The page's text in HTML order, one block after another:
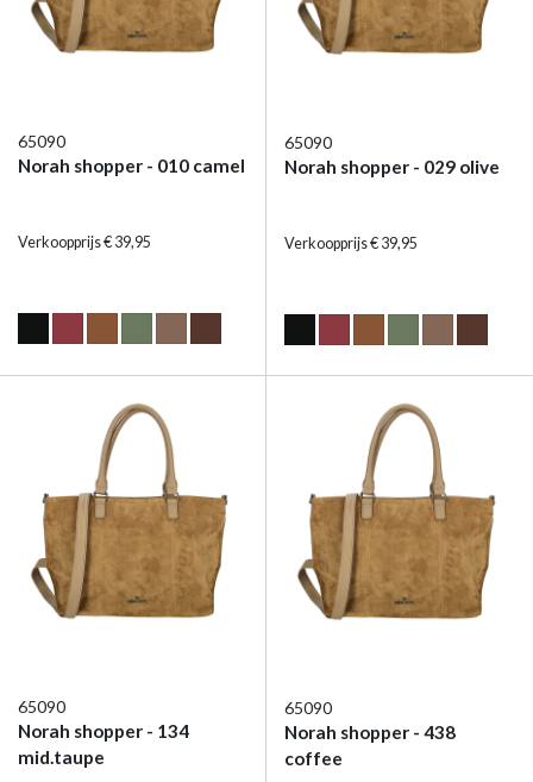
65090
Norah shopper - 010 camel
Verkoopprijs € 39,95
65090
Norah shopper - 029 olive
Verkoopprijs € 39,95
65090
Norah shopper - 134
mid.taupe
65090
Norah shopper - 438
coffee